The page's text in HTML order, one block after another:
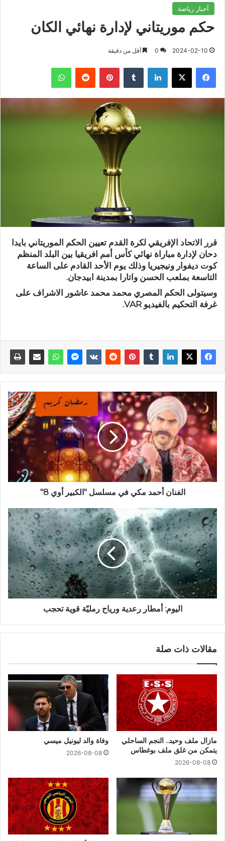
أخبار رياضة
حكم موريتاني لإدارة نهائي الكان
2024-02-10
0 أقل من دقيقة
فيسبوك X لينكدإن بينتيريست واتساب
قرر الاتحاد الإفريقي لكرة القدم تعيين الحكم الموريتاني بايدا
دحان لإدارة مباراة نهائي كأس أمم افريقيا بين البلد المنظم
كوت ديفوار ونيجيريا وذلك يوم الأحد القادم على الساعة
التاسعة بملعب الحسن واتارا بمدينة ابيدجان.
وسيتولى الحكم المصري محمد محمد عاشور الاشراف على
غرفة التحكيم بالفيديو VAR.
الفنان أحمد مكي في مسلسل "الكبير أوي 8"
اليوم: أمطار رعدية ورياح رمليّة قوية تحجب
مقالات ذات صلة
مازال ملف وحيد.. النجم الساحلي
يتمكن من غلق ملف بوغطاس
2026-08-08
وفاة والد ليونيل ميسي
2026-08-08